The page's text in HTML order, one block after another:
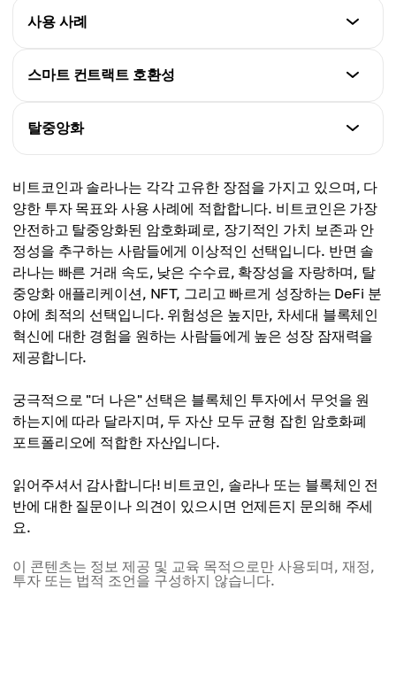
솔라나(SOL)
비트코인(BTC)
솔라나(SOL)
사용 사례
비트코인(BTC)
솔라나(SOL)
스마트 컨트랙트 호환성
비트코인(BTC)
솔라나(SOL)
네이티브(Rust 기반)
탈중앙화
고도의 탈중앙화
솔라나(SOL)
낮은 탈중앙화
비트코인과 솔라나는 각각 고유한 장점을 가지고 있으며, 다
양한 투자 목표와 사용 사례에 적합합니다. 비트코인은 가장
안전하고 탈중앙화된 암호화폐로, 장기적인 가치 보존과 안
정성을 추구하는 사람들에게 이상적인 선택입니다. 반면 솔
라나는 빠른 거래 속도, 낮은 수수료, 확장성을 자랑하며, 탈
중앙화 애플리케이션, NFT, 그리고 빠르게 성장하는 DeFi 분
야에 최적의 선택입니다. 위험성은 높지만, 차세대 블록체인
혁신에 대한 경험을 원하는 사람들에게 높은 성장 잠재력을
제공합니다.
궁극적으로 "더 나은" 선택은 블록체인 투자에서 무엇을 원
하는지에 따라 달라지며, 두 자산 모두 균형 잡힌 암호화폐
포트폴리오에 적합한 자산입니다.
읽어주셔서 감사합니다! 비트코인, 솔라나 또는 블록체인 전
반에 대한 질문이나 의견이 있으시면 언제든지 문의해 주세
요.
이 콘텐츠는 정보 제공 및 교육 목적으로만 사용되며, 재정,
투자 또는 법적 조언을 구성하지 않습니다.